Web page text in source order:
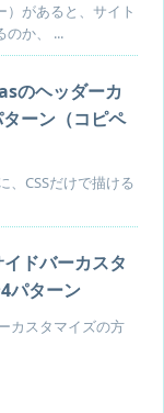
があると、サイト
のか、 ...
のヘッダーカ
ーン（コピペ
、CSSだけで描ける
ドバーカスタ
パターン
カスタマイズの方